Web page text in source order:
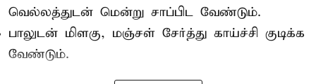
வெல்லத்துடன் மென்று சாப்பிட வேண்டும்.
பாலுடன் மிளகு, மஞ்சள் சேர்த்து காய்ச்சி குடிக்க
வேண்டும்.